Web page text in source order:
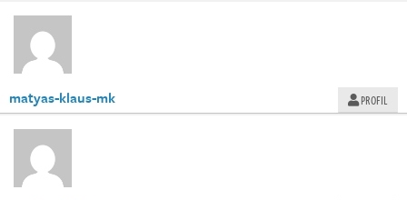
matyas-klaus-mk PROFIL